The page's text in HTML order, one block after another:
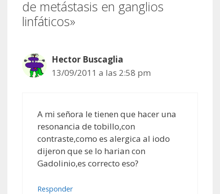
de metástasis en ganglios
linfáticos»
Hector Buscaglia
13/09/2011 a las 2:58 pm
A mi señora le tienen que hacer una
resonancia de tobillo,con
contraste,como es alergica al iodo
dijeron que se lo harian con
Gadolinio,es correcto eso?
Responder